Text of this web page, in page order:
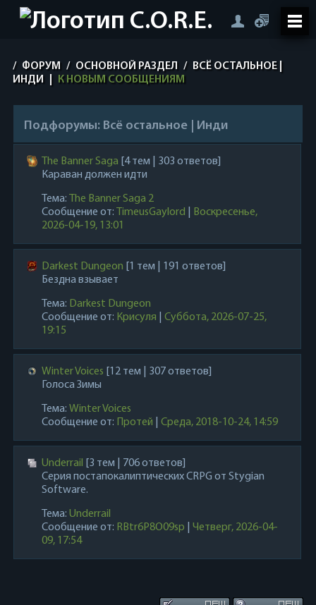
/ ФОРУМ / ОСНОВНОЙ РАЗДЕЛ / ВСЁ ОСТАЛЬНОЕ |
ИНДИ
К НОВЫМ СООБЩЕНИЯМ
Подфорумы: Всё остальное | Инди
The Banner Saga [4 тем | 303 ответов]
Караван должен идти
Тема:
The Banner Saga 2
Сообщение от:
TimeusGaylord
Воскресенье,
2026-04-19, 13:01
Darkest Dungeon [1 тем | 191 ответов]
Бездна взывает
Тема: Darkest Dungeon
Сообщение от: Крисуля |Суббота, 2026-07-25,
19:15
Winter Voices [12 тем | 307 ответов]
Голоса Зимы
Тема:Winter Voices
Сообщение от:
Протей |Среда, 2018-10-24, 14:59
Underrail
[3 тем | 706 ответов]
Серия постапокалиптических CRPG от Stygian
Software.
Тема:Underrail
Сообщение от: RBtr6P8O09sp |Четверг, 2026-04-
09, 17:54